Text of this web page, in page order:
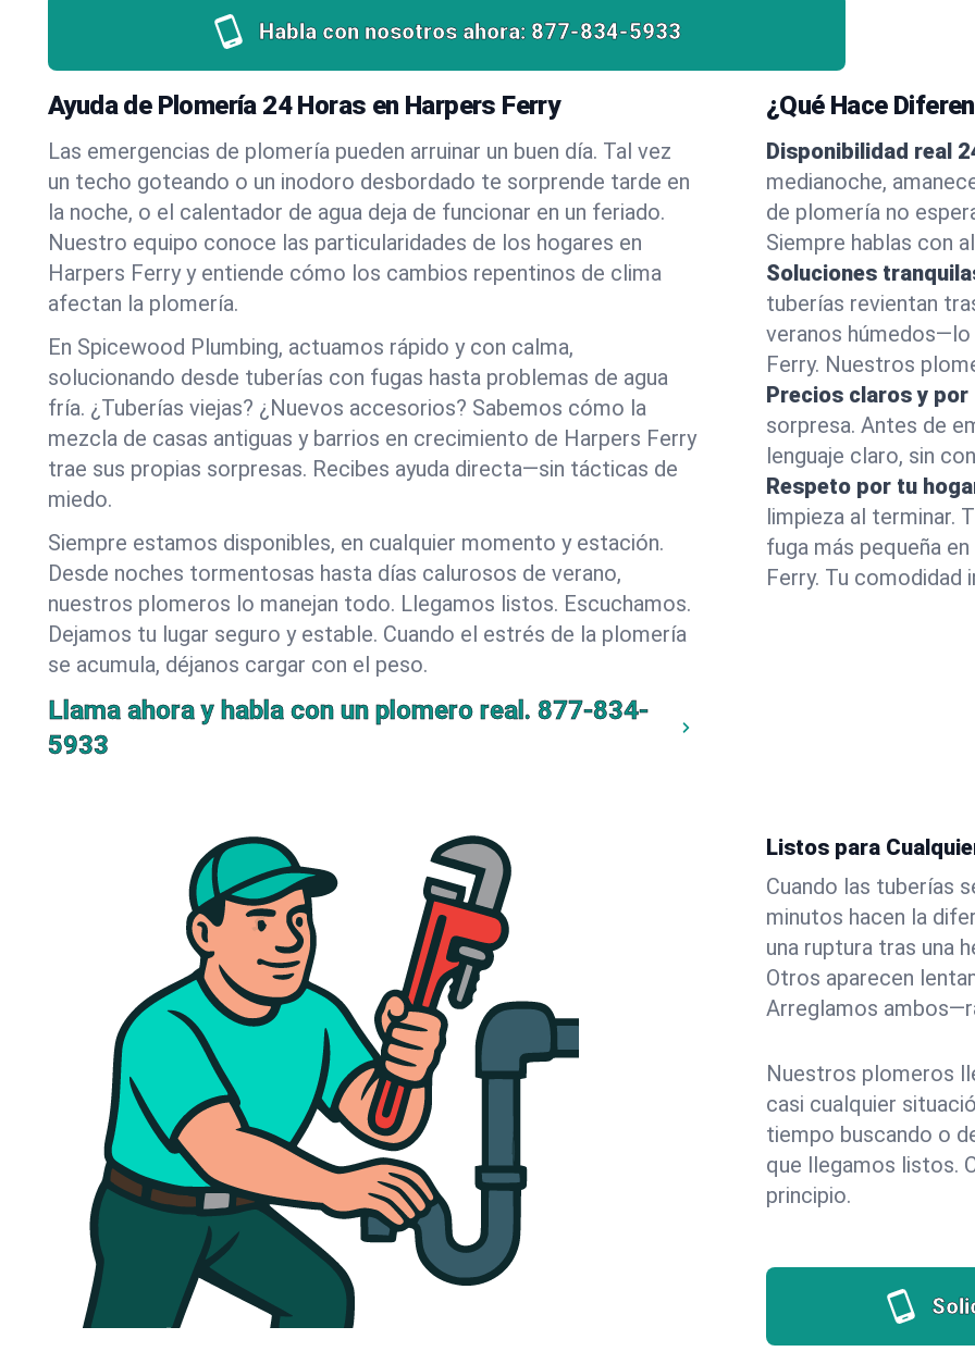
Habla con nosotros ahora: 877-834-5933
Ayuda de Plomería 24 Horas en Harpers Ferry
Las emergencias de plomería pueden arruinar un buen día. Tal vez
un techo goteando o un inodoro desbordado te sorprende tarde en
la noche, o el calentador de agua deja de funcionar en un feriado.
Nuestro equipo conoce las particularidades de los hogares en
Harpers Ferry y entiende cómo los cambios repentinos de clima
afectan la plomería.
En Spicewood Plumbing, actuamos rápido y con calma,
solucionando desde tuberías con fugas hasta problemas de agua
fría. ¿Tuberías viejas? ¿Nuevos accesorios? Sabemos cómo la
mezcla de casas antiguas y barrios en crecimiento de Harpers Ferry
trae sus propias sorpresas. Recibes ayuda directa—sin tácticas de
miedo.
Siempre estamos disponibles, en cualquier momento y estación.
Desde noches tormentosas hasta días calurosos de verano,
nuestros plomeros lo manejan todo. Llegamos listos. Escuchamos.
Dejamos tu lugar seguro y estable. Cuando el estrés de la plomería
se acumula, déjanos cargar con el peso.
Llama ahora y habla con un plomero real. 877-834-
5933
¿Qué Hace
Disponibilidad real
medianoche,
de plomería no
Siempre hablas con
Soluciones
tuberías revientan
veranos
Ferry. Nuestros
Precios claros y
sorpresa. Antes de
lenguaje claro, sin
Respeto por tu
limpieza al terminar.
fuga más pequeña
Ferry. Tu comodidad
Listos para
Cuando las tuberías
minutos hacen la
una ruptura tras una
Otros aparecen
Arreglamos
Nuestros plomeros
casi cualquier
tiempo buscando o
que llegamos listos.
principio.